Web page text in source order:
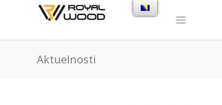
Aktuelnosti